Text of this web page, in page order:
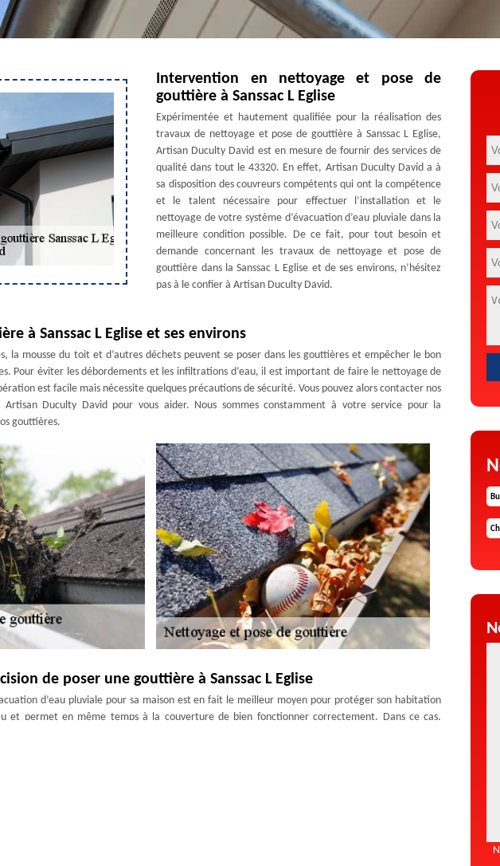
Intervention en nettoyage et pose de
gouttière à Sanssac L Eglise
Expérimentée et hautement qualifiée pour la réalisation des
travaux de nettoyage et pose de gouttière à Sanssac L Eglise,
Artisan Duculty David est en mesure de fournir des services de
qualité dans tout le 43320. En effet, Artisan Duculty David a à
sa disposition des couvreurs compétents qui ont la compétence
et le talent nécessaire pour effectuer l’installation et le
nettoyage de votre système d’évacuation d’eau pluviale dans la
meilleure condition possible. De ce fait, pour tout besoin et
demande concernant les travaux de nettoyage et pose de
gouttière dans la Sanssac L Eglise et de ses environs, n’hésitez
pas à le confier à Artisan Duculty David.
à Sanssac L Eglise et ses environs
la mousse du toit et d’autres déchets peuvent se poser dans les gouttières et empêcher le bon
Pour éviter les débordements et les infiltrations d‘eau, il est important de faire le nettoyage de
est facile mais nécessite quelques précautions de sécurité. Vous pouvez alors contacter nos
Artisan Duculty David pour vous aider. Nous sommes constamment à votre service pour la
gouttières.
de poser une gouttière à Sanssac L Eglise
d’eau pluviale pour sa maison est en fait le meilleur moyen pour protéger son habitation
et permet en même temps à la couverture de bien fonctionner correctement. Dans ce cas,